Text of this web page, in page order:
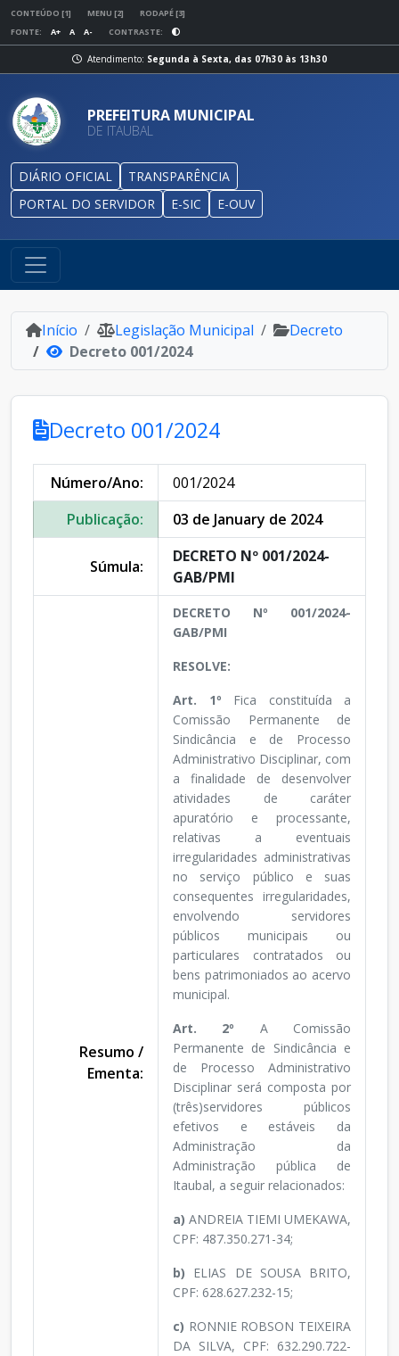
CONTEÚDO [1] MENU [2]
RODAPÉ [3]
FONTE:
A+ A A- CONTRASTE:
Atendimento: Segunda à Sexta, das 07h30 às 13h30
PREFEITURA MUNICIPAL
DE ITAUBAL
DIÁRIO OFICIAL
TRANSPARÊNCIA
PORTAL DO SERVIDOR
E-SIC E-OUV
Início Legislação Municipal
Decreto
Decreto 001/2024
Decreto 001/2024
Número/Ano:
001/2024
Publicação:
03 de January de 2024
Súmula:
DECRETO Nº 001/2024-
GAB/PMI
Resumo /
Ementa:
DECRETO Nº 001/2024-
GAB/PMI
RESOLVE:
Art. 1º Fica constituída a
Comissão Permanente de
Sindicância e de Processo
Administrativo Disciplinar, com
a finalidade de desenvolver
atividades de caráter
apuratório e processante,
relativas a eventuais
irregularidades administrativas
no serviço público e suas
consequentes irregularidades,
envolvendo servidores
públicos municipais ou
particulares contratados ou
bens patrimoniados ao acervo
municipal.
Art. 2º A Comissão
Permanente de Sindicância e
de Processo Administrativo
Disciplinar será composta por
(três)servidores públicos
efetivos e estáveis da
Administração da
Administração pública de
Itaubal, a seguir relacionados:
a) ANDREIA TIEMI UMEKAWA,
CPF: 487.350.271-34;
b) ELIAS DE SOUSA BRITO,
CPF: 628.627.232-15;
c) RONNIE ROBSON TEIXEIRA
DA SILVA, CPF: 632.290.722-